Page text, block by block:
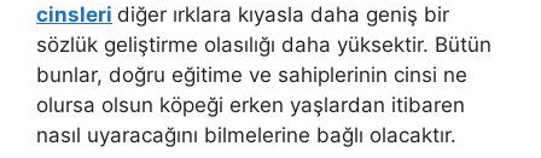
cinsleri diğer ırklara kıyasla daha geniş bir
sözlük geliştirme olasılığı daha yüksektir. Bütün
bunlar, doğru eğitime ve sahiplerinin cinsi ne
olursa olsun köpeği erken yaşlardan itibaren
nasıl uyaracağını bilmelerine bağlı olacaktır.